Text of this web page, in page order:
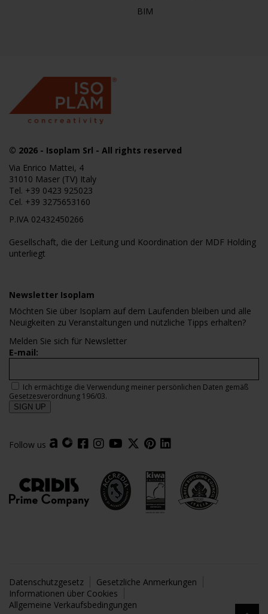
BIM
© 2026 - Isoplam Srl - All rights reserved
Via Enrico Mattei, 4
31010 Maser (TV) Italy
Tel. +39 0423 925023
Cel. +39 3275653160
P.IVA 02432450266
Gesellschaft, die der Leitung und Koordination der MDF Holding
unterliegt
Newsletter Isoplam
Möchten Sie über Isoplam auf dem Laufenden bleiben und alle
Neuigkeiten zu Veranstaltungen und nützliche Tipps erhalten?
Melden Sie sich für Newsletter
E-mail:
Ich ermächtige die Verwendung meiner persönlichen Daten gemäß
Gesetzesverordnung 196/03.
Follow us
Datenschutzgesetz
Gesetzliche Anmerkungen
Informationen über Cookies
Allgemeine Verkaufsbedingungen